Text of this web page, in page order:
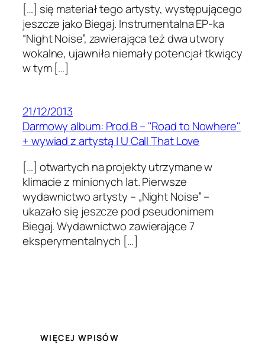
[…] się mate­riał tego artysty, wys­tępu­jącego
jeszcze jako Bie­gaj. Instru­men­talna EP-ka
“Night Noise”, zaw­ier­a­jąca też dwa utwory
wokalne, ujawniła niemały potenc­jał tkwiący
w tym […]
21/12/2013
Darmowy album: Prod.B – "Road to Nowhere"
+ wywiad z artystą | U Call That Love
[…] otwartych na projekty utrzymane w
klimacie z minionych lat. Pierwsze
wydawnictwo artysty – „Night Noise” –
ukazało się jeszcze pod pseudonimem
Biegaj. Wydawnictwo zawierające 7
eksperymentalnych […]
WIĘCEJ WPISÓW